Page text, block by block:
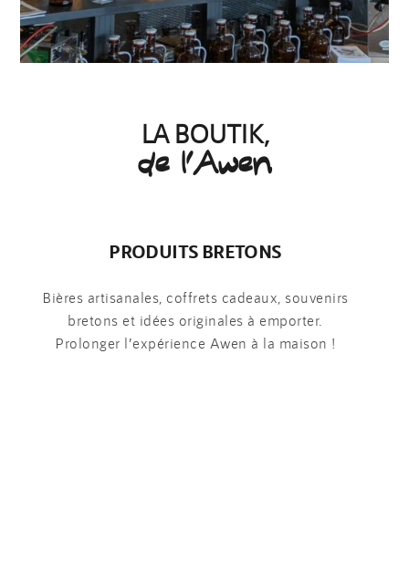
LA BOUTIK,
de l’Awen
PRODUITS BRETONS
Bières artisanales, coffrets cadeaux, souvenirs
bretons et idées originales à emporter.
Prolonger l’expérience Awen à la maison !